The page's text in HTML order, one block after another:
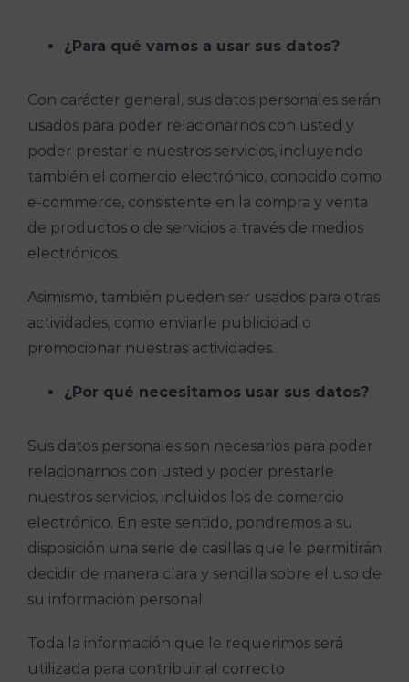
¿Para qué vamos a usar sus datos?
Con carácter general, sus datos personales serán
usados para poder relacionarnos con usted y
poder prestarle nuestros servicios, incluyendo
también el comercio electrónico, conocido como
e-commerce, consistente en la compra y venta
de productos o de servicios a través de medios
electrónicos.
Asimismo, también pueden ser usados para otras
actividades, como enviarle publicidad o
promocionar nuestras actividades.
¿Por qué necesitamos usar sus datos?
Sus datos personales son necesarios para poder
relacionarnos con usted y poder prestarle
nuestros servicios, incluidos los de comercio
electrónico. En este sentido, pondremos a su
disposición una serie de casillas que le permitirán
decidir de manera clara y sencilla sobre el uso de
su información personal.
Toda la información que le requerimos será
utilizada para contribuir al correcto